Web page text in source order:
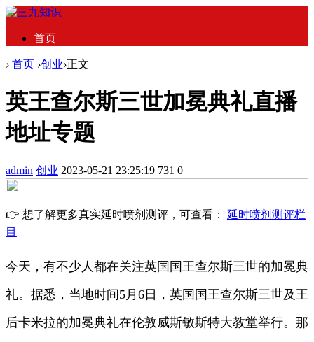
首页
› 首页 ›创业›正文
英王查尔斯三世加冕典礼直播
地址专题
admin 创业 2023-05-21 23:25:19 731 0
👉 想了解更多真实延时喷剂测评，可查看： 延时喷剂测评栏
目
今天，有不少人都在关注英国国王查尔斯三世的加冕典
礼。据悉，当地时间5月6日，英国国王查尔斯三世及王
后卡米拉的加冕典礼在伦敦威斯敏斯特大教堂举行。那